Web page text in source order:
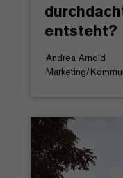
entsteht?
Andrea Arnold
Marketing/